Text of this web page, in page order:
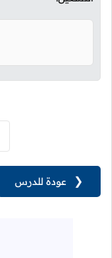
❮ عودة للدرس